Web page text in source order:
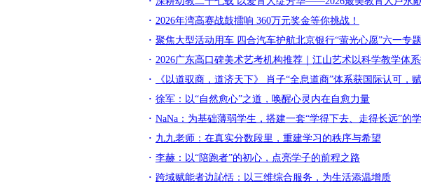
2026年湾高赛战鼓擂响 360万元奖金等你挑战！
聚焦大型活动用车 四合汽车护航北京银行“萤光心愿”六一专
2026广东高口碑美术艺考机构推荐｜江山艺术以科学教学体
《以道驭商，道济天下》 肖子“全息道商”体系获国际认可，
徐军：以“自然愈心”之道，唤醒心灵内在自愈力量
NaNa：为基础薄弱学生，搭建一套“学得下去、走得长远”的
九九老师：在真实分数段里，重建学习的秩序与希望
李赫：以“陪跑者”的初心，点亮学子的前程之路
跨域赋能者边訫恬：以三维综合服务，为生活添温增质